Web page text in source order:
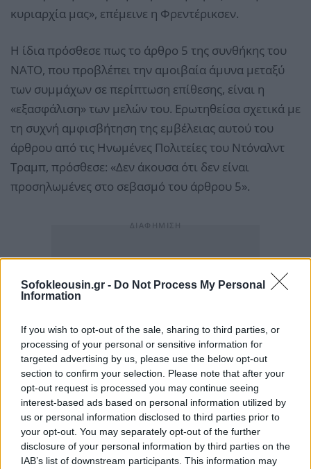
Sofokleousin.gr - Do Not Process My Personal
Information
If you wish to opt-out of the sale, sharing to third parties, or
processing of your personal or sensitive information for
targeted advertising by us, please use the below opt-out
section to confirm your selection. Please note that after your
opt-out request is processed you may continue seeing
interest-based ads based on personal information utilized by
us or personal information disclosed to third parties prior to
your opt-out. You may separately opt-out of the further
disclosure of your personal information by third parties on the
IAB’s list of downstream participants. This information may
κυριαρχία μας», επέμεινε η Φρεντέρικσεν.
Η ίδια πρόσθεσε πως το άρθρο 5 της συνθήκης του
ΝΑΤΟ, που προβλέπει την αμοιβαία άμυνα μεταξύ
των συμμάχων σε περίπτωση επίθεσης, είναι η
«εξασφάλιση» των μελών του. Ερωτηθείσα σχετικά με
τη συχνή αμφισβήτηση της εμβέλειας αυτού του
άρθρου από τις Ηνωμένες Πολιτείες του Ντόναλντ
Τραμπ, πρόσθεσε: «Δεν άκουσα ότι δεν είναι
προσηλωμένες στο σεβασμό του άρθρου 5».